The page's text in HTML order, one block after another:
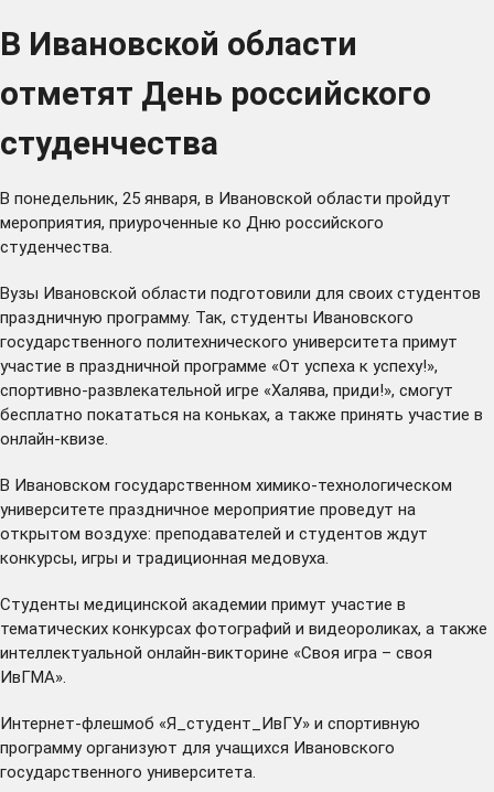
В Ивановской области
отметят День российского
студенчества
В понедельник, 25 января, в Ивановской области пройдут
мероприятия, приуроченные ко Дню российского
студенчества.
Вузы Ивановской области подготовили для своих студентов
праздничную программу. Так, студенты Ивановского
государственного политехнического университета примут
участие в праздничной программе «От успеха к успеху!»,
спортивно-развлекательной игре «Халява, приди!», смогут
бесплатно покататься на коньках, а также принять участие в
онлайн-квизе.
В Ивановском государственном химико-технологическом
университете праздничное мероприятие проведут на
открытом воздухе: преподавателей и студентов ждут
конкурсы, игры и традиционная медовуха.
Студенты медицинской академии примут участие в
тематических конкурсах фотографий и видеороликах, а также
интеллектуальной онлайн-викторине «Своя игра – своя
ИвГМА».
Интернет-флешмоб «Я_студент_ИвГУ» и спортивную
программу организуют для учащихся Ивановского
государственного университета.